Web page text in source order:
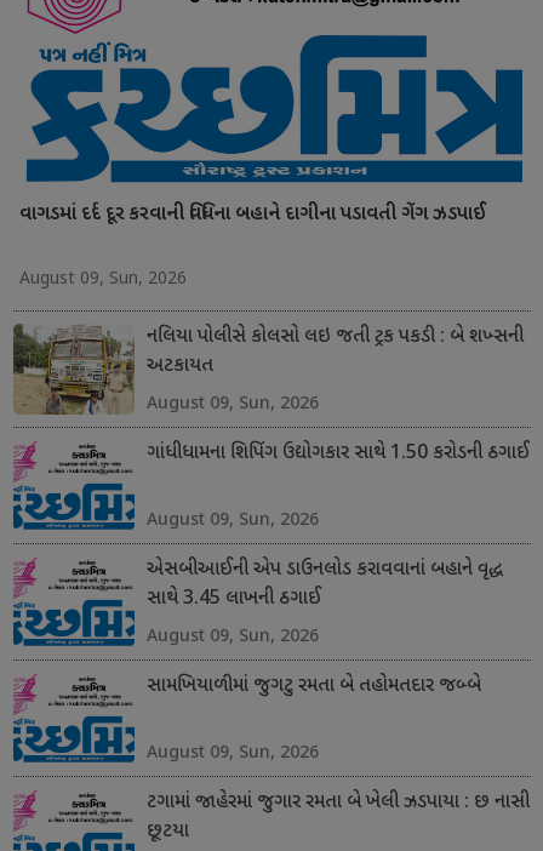
વાગડમાં દર્દ દૂર કરવાની વિધિના બહાને દાગીના પડાવતી ગેંગ ઝડપાઈ
August 09, Sun, 2026
નલિયા પોલીસે કોલસો લઇ જતી ટ્રક પકડી : બે શખ્સની
અટકાયત
August 09, Sun, 2026
ગાંધીધામના શિપિંગ ઉદ્યોગકાર સાથે 1.50 કરોડની ઠગાઈ
August 09, Sun, 2026
એસબીઆઈની એપ ડાઉનલોડ કરાવવાનાં બહાને વૃદ્ધ
સાથે 3.45 લાખની ઠગાઈ
August 09, Sun, 2026
સામખિયાળીમાં જુગટુ રમતા બે તહોમતદાર જબ્બે
August 09, Sun, 2026
ટગામાં જાહેરમાં જુગાર રમતા બે ખેલી ઝડપાયા : છ નાસી
છૂટયા